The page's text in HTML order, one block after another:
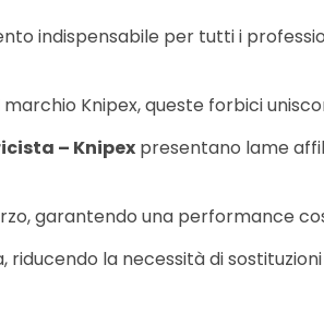
indispensabile per tutti i
Knipex, queste forbici
– Knipexpresentano lame
garantendo una performance
riducendo la necessità di